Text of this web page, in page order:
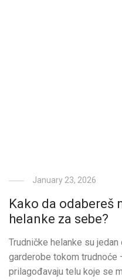
January 23, 2026
Kako da odabereš
helanke za sebe?
Trudničke helanke su
garderobe tokom trudnoće
prilagođavaju telu koje se